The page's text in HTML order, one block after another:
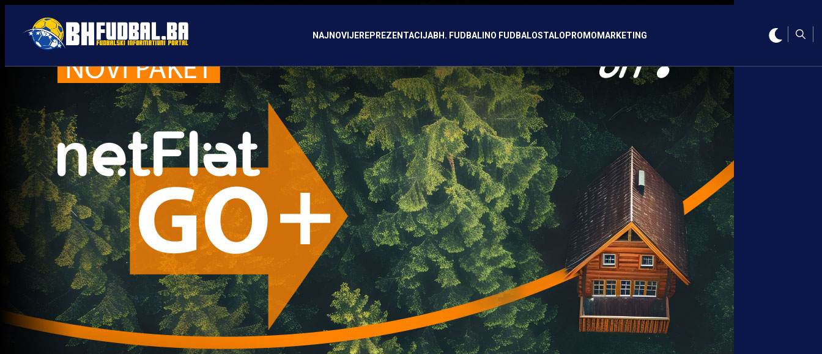
NAJNOVIJEREPREZENTACIJABH. FUDBALINO FUDBALOSTALO PROMO MARKETING
Atalanta/1
Trenutno nema novosti za navedeni tag.
Najčitanije Najnovije
A Selekcija
Sve je gotovo: Edin Džeko
donio odluku, evo gdje
nastavlja karijeru!
1 sedmica 5 dan
A Selekcija
Ovo niko nije očekivao:
Nikola Vasilj iznenadio
izborom novog kluba!